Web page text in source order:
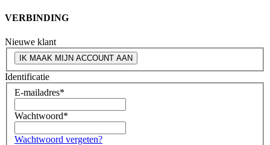
VERBINDING
Nieuwe klant
IK MAAK MIJN ACCOUNT AAN
Identificatie
E-mailadres*
Wachtwoord*
Wachtwoord vergeten?